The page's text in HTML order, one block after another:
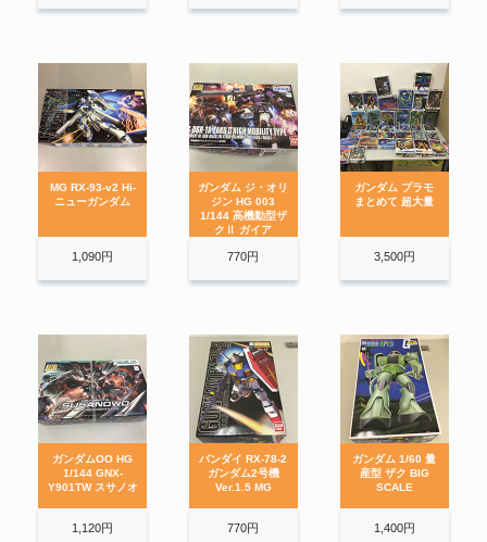
MG RX-93-v2 Hi-
ニューガンダム
1,090円
ガンダム ジ・オリ
ジン HG 003
1/144 高機動型ザ
クⅡ ガイア
770円
ガンダム プラモ
まとめて 超大量
3,500円
ガンダムOO HG
1/144 GNX-
Y901TW スサノオ
1,120円
バンダイ RX-78-2
ガンダム2号機
Ver.1.5 MG
770円
ガンダム 1/60 量
産型 ザク BIG
SCALE
1,400円